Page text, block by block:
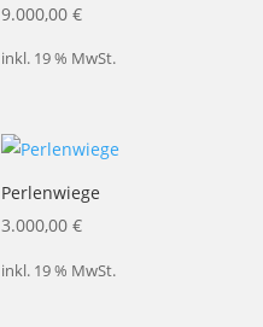
9.000,00€
inkl. 19 % MwSt.
Perlenwiege
3.000,00€
inkl. 19 % MwSt.